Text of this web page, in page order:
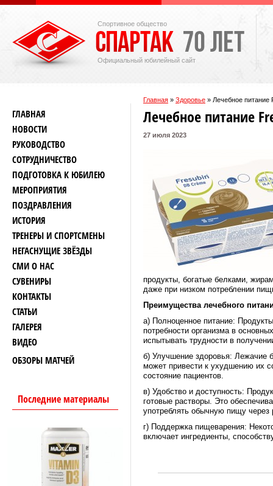
Спортивное общество
Официальный юбилейный сайт
Главная » Здоровье » Лечебное питание
ГЛАВНАЯ
НОВОСТИ
РУКОВОДСТВО
СОТРУДНИЧЕСТВО
ПОДГОТОВКА К ЮБИЛЕЮ
МЕРОПРИЯТИЯ
ПОЗДРАВЛЕНИЯ
ИСТОРИЯ
ТРЕНЕРЫ И СПОРТСМЕНЫ
НЕГАСНУЩИЕ ЗВЁЗДЫ
СМИ О НАС
СУВЕНИРЫ
КОНТАКТЫ
СТАТЬИ
ГАЛЕРЕЯ
ВИДЕО
ОБЗОРЫ МАТЧЕЙ
Последние материалы
Лечебное питание
27 июля 2023
продукты, богатые белками,
даже при низком потреблении
Преимущества лечебного
а) Полноценное питание:
потребности организма в
испытывать трудности в
б) Улучшение здоровья: Лежачие
может привести к ухудшению их
состояние пациентов.
в) Удобство и доступность:
готовые растворы. Это
употреблять обычную пищу через
г) Поддержка пищеварения:
включает ингредиенты,